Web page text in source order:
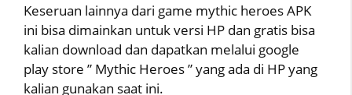
Keseruan lainnya dari game mythic heroes APK
ini bisa dimainkan untuk versi HP dan gratis bisa
kalian download dan dapatkan melalui google
play store ” Mythic Heroes ” yang ada di HP yang
kalian gunakan saat ini.